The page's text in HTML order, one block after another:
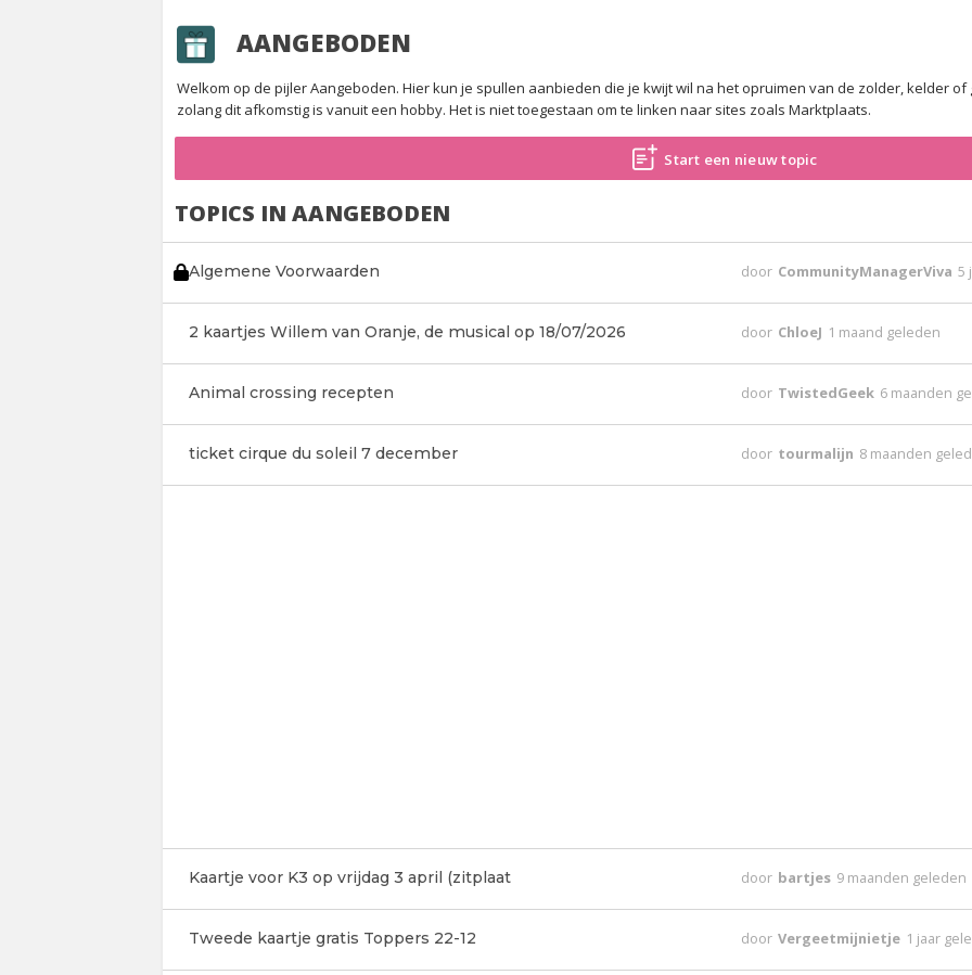
AANGEBODEN
Welkom op de pijler Aangeboden. Hier kun je spullen aanbieden die je kwijt wil na het opruimen van de zolder, kelder
zolang dit afkomstig is vanuit een hobby. Het is niet toegestaan om te linken naar sites zoals Marktplaats.
Start een nieuw topic
TOPICS IN AANGEBODEN
Algemene Voorwaarden door CommunityManagerViva 5
2 kaartjes Willem van Oranje, de musical op 18/07/2026 door ChloeJ 1 maand geleden
Animal crossing recepten door TwistedGeek 6 maanden
ticket cirque du soleil 7 december door tourmalijn 8 maanden
Kaartje voor K3 op vrijdag 3 april (zitplaat door bartjes 9 maanden geleden
Tweede kaartje gratis Toppers 22-12 door Vergeetmijnietje 1 jaar